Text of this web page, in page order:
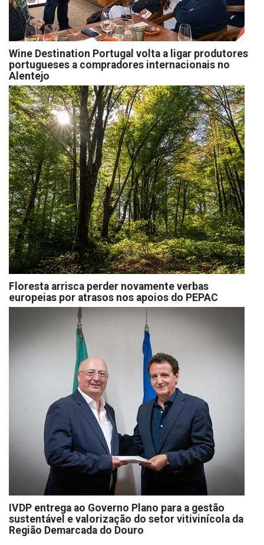
Wine Destination Portugal volta a ligar produtores
portugueses a compradores internacionais no
Alentejo
Floresta arrisca perder novamente verbas
europeias por atrasos nos apoios do PEPAC
IVDP entrega ao Governo Plano para a gestão
sustentável e valorização do setor vitivinícola da
Região Demarcada do Douro